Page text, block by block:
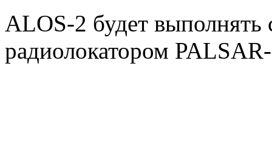
ALOS-2 будет выполнять
радиолокатором